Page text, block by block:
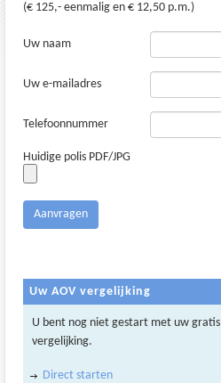
(€ 125,- eenmalig en € 12,50 p.m.)
Uw naam
Uw e-mailadres
Telefoonnummer
Huidige polis PDF/JPG
Uw AOV vergelijking
U bent nog niet gestart met uw gratis
vergelijking.
Direct starten